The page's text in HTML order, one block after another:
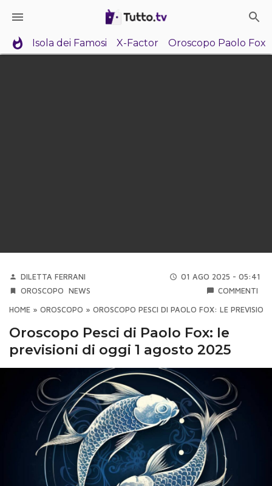
Isola dei Famosi X-Factor Oroscopo Paolo Fox
DILETTA FERRANI
01 AGO 2025 - 05:41
OROSCOPO
NEWS COMMENTI
HOME » OROSCOPO » OROSCOPO PESCI DI PAOLO FOX: LE
Oroscopo Pesci di Paolo Fox: le
previsioni di oggi 1 agosto 2025